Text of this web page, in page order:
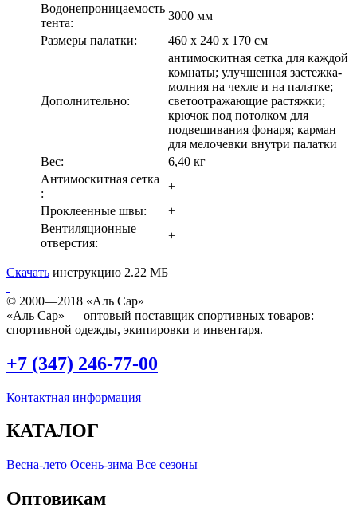
Водонепроницаемость
тента:
3000 мм
Размеры палатки:
460 х 240 х 170 см
Дополнительно:
антимоскитная сетка для каждой
комнаты; улучшенная застежка-
молния на чехле и на палатке;
светоотражающие растяжки;
крючок под потолком для
подвешивания фонаря; карман
для мелочевки внутри палатки
Вес:
6,40 кг
Антимоскитная сетка
:
+
Проклеенные швы:
+
Вентиляционные
отверстия:
+
Скачать инструкцию 2.22 МБ
© 2000—2018 «Аль Сар»
«Аль Сар» — оптовый поставщик спортивных товаров:
спортивной одежды, экипировки и инвентаря.
+7 (347) 246-77-00
Контактная информация
КАТАЛОГ
Весна-лето Осень-зима Все сезоны
Оптовикам